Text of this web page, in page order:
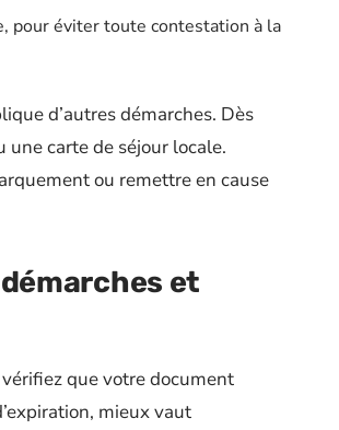
pour éviter toute contestation à la
d’autres démarches. Dès
carte de séjour locale.
ou remettre en cause
et
que votre document
mieux vaut